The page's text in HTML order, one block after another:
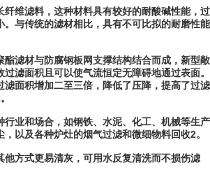
纤维滤料，这种材料具有较好的耐酸碱性能，过
。与传统的滤材相比，具有不可比拟的耐磨性能
酯滤材与防腐钢板网支撑结构结合而成，新型敞
滤面积且可以使气流恒定无障碍地通过表面。
滤面积增加二至三倍，降低了压降，提高了过滤
行业和场合，如钢铁、水泥、化工、机械等生产
以及各种炉灶的烟气过滤和微细物料回收2。
他方式更易清灰，可用水反复清洗而不损伤滤